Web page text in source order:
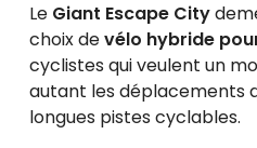
Le Giant Escape City
choix devélo hybride
cyclistes qui veulent un
autant les déplacements
longues pistes cyclables.